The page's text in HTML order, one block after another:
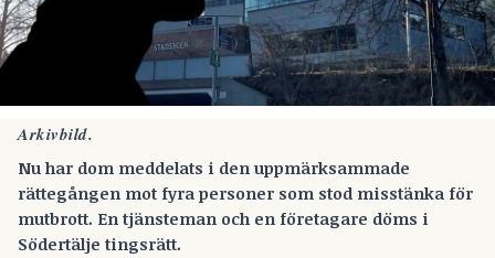
Arkivbild.
Nu har dom meddelats i den uppmärksammade
rättegången mot fyra personer som stod misstänka för
mutbrott. En tjänsteman och en företagare döms i
Södertälje tingsrätt.